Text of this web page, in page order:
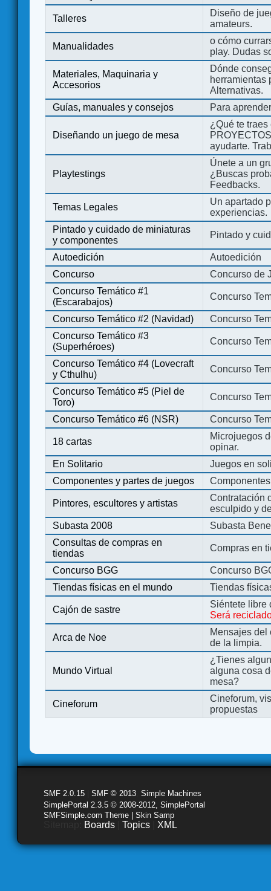
Talleres
Diseño de
amateurs.
Manualidades
o cómo
play. Dudas
Materiales, Maquinaria y
Accesorios
Dónde
herramientas
Alternativas.
Guías, manuales y consejos
Para
Diseñando un juego de mesa
¿Qué te
ayudarte.
Playtestings
Únete a un
¿Buscas
Feedbacks.
Temas Legales
Un apartado
experiencias.
Pintado y cuidado de miniaturas
y componentes
Pintado y
Autoedición
Autoedición
Concurso
Concurso de
Concurso Temático #1
(Escarabajos)
Concurso
Concurso Temático #2 (Navidad)
Concurso
Concurso Temático #3
(Superhéroes)
Concurso
Concurso Temático #4 (Lovecraft
y Cthulhu)
Concurso
Concurso Temático #5 (Piel de
Toro)
Concurso
Concurso Temático #6 (NSR) Concurso
18 cartas
Microjuegos
opinar.
En Solitario
Juegos en
Componentes y partes de juegos
Pintores, escultores y artistas
Contratación
esculpido y
Subasta 2008
Subasta
Consultas de compras en
tiendas
Compras en
Concurso BGG
Concurso
Tiendas físicas en el mundo
Tiendas
Cajón de sastre
Siéntete libre
Será
Arca de Noe
Mensajes del
de la limpia.
Mundo Virtual
¿Tienes
alguna cosa
mesa?
Cineforum
Cineforum,
propuestas
SMF 2.0.15 SMF © 2013 Simple Machines
SimplePortal 2.3.5 © 2008-2012, SimplePortal
SMFSimple.com Theme | Skin Samp
Boards Topics XML